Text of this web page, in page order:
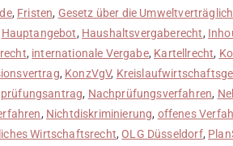
, Fristen, Gesetz über die
Hauptangebot, Haushaltsvergaberecht,
, internationale Vergabe, Kartellrecht,
, KonzVgV,
, Nachprüfungsverfahren,
, Nichtdiskriminierung, offenes
Wirtschaftsrecht,OLG Düsseldorf,